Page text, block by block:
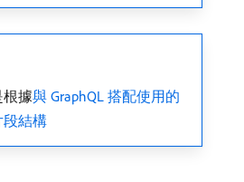
據與 GraphQL 搭配使用的
結構